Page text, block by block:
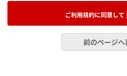
当社の本利用規約は、ユーザーに
ご利用規約に同意して
前のページへ